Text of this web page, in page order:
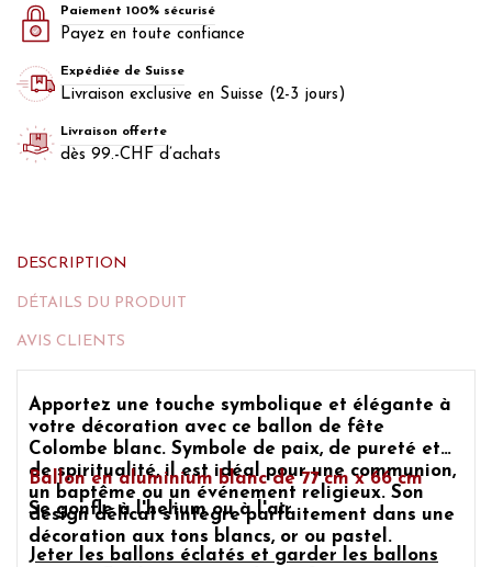
Paiement 100% sécurisé
Payez en toute confiance
Expédiée de Suisse
Livraison exclusive en Suisse (2-3 jours)
Livraison offerte
dès 99.-CHF d’achats
DESCRIPTION
DÉTAILS DU PRODUIT
AVIS CLIENTS
Apportez une touche symbolique et élégante à
votre décoration avec ce ballon de fête
Colombe blanc. Symbole de paix, de pureté et
de spiritualité, il est idéal pour une communion,
un baptême ou un événement religieux. Son
design délicat s’intègre parfaitement dans une
décoration aux tons blancs, or ou pastel.
Ballon en aluminium blanc de 77 cm x 66 cm
Se gonfle à l'helium ou à l'air
Jeter les ballons éclatés et garder les ballons